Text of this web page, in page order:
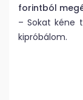
forintból
– Sokat kéne
kipróbálom.